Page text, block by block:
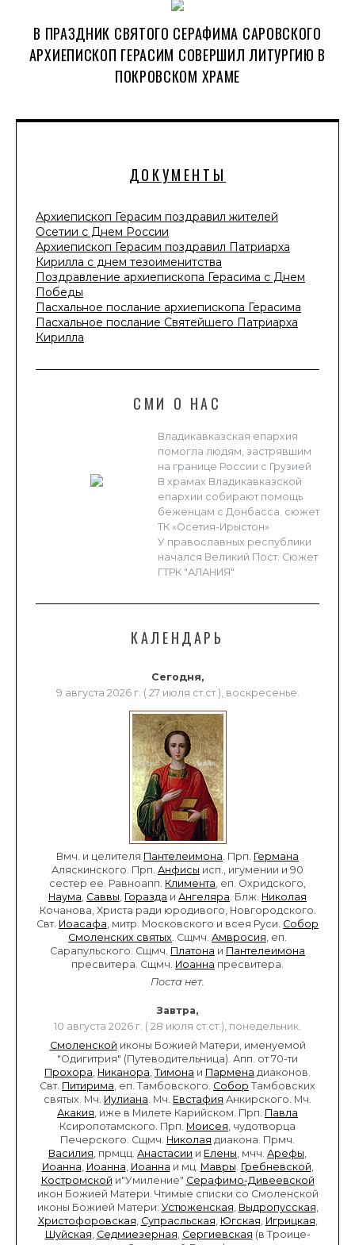
ДОКУМЕНТЫ
Архиепископ Герасим поздравил жителей
Осетии с Днем России
Архиепископ Герасим поздравил Патриарха
Кирилла с днем тезоименитства
Поздравление архиепископа Герасима с Днем
Победы
Пасхальное послание архиепископа Герасима
Пасхальное послание Святейшего Патриарха
Кирилла
СМИ О НАС
Владикавказская епархия
помогла людям, застрявшим
на границе России с Грузией
В храмах Владикавказской
епархии собирают помощь
беженцам с Донбасса. сюжет
ТК «Осетия-Ирыстон»
У православных республики
начался Великий Пост. Сюжет
ГТРК "АЛАНИЯ"
КАЛЕНДАРЬ
Сегодня,
9 августа 2026 г. ( 27 июля ст.ст.), воскресенье.
Вмч. и целителя Пантелеимона. Прп. Германа
Аляскинского. Прп. Анфисы исп., игумении и 90
сестер ее. Равноапп. Климента, еп. Охридского,
Наума, Саввы, Горазда и Ангеляра. Блж. Николая
Кочанова, Христа ради юродивого, Новгородского.
Свт. Иоасафа, митр. Московского и всея Руси. Собор
Смоленских святых. Сщмч. Амвросия, еп.
Сарапульского. Сщмч. Платона и Пантелеимона
пресвитера. Сщмч. Иоанна пресвитера.
Поста нет.
Завтра,
10 августа 2026 г. ( 28 июля ст.ст.), понедельник.
Смоленской иконы Божией Матери, именуемой
"Одигитрия" (Путеводительница). Апп. от 70-ти
Прохора, Никанора, Тимона и Пармена диаконов.
Свт. Питирима, еп. Тамбовского. Собор Тамбовских
святых. Мч. Иулиана. Мч. Евстафия Анкирского. Мч.
Акакия, иже в Милете Карийском. Прп. Павла
Ксиропотамского. Прп. Моисея, чудотворца
Печерского. Сщмч. Николая диакона. Прмч.
Василия, прмцц. Анастасии и Елены, мчч. Арефы,
Иоанна, Иоанна, Иоанна и мц. Мавры. Гребневской,
Костромской и"Умиление" Серафимо-Дивеевской
икон Божией Матери. Чтимые списки со Смоленской
иконы Божией Матери: Устюженская, Выдропусская,
Христофоровская, Супрасльская, Югская, Игрицкая,
Шуйская, Седмиезерная, Сергиевская (в Троице-
В ПРАЗДНИК СВЯТОГО СЕРАФИМА САРОВСКОГО
АРХИЕПИСКОП ГЕРАСИМ СОВЕРШИЛ ЛИТУРГИЮ В
ПОКРОВСКОМ ХРАМЕ